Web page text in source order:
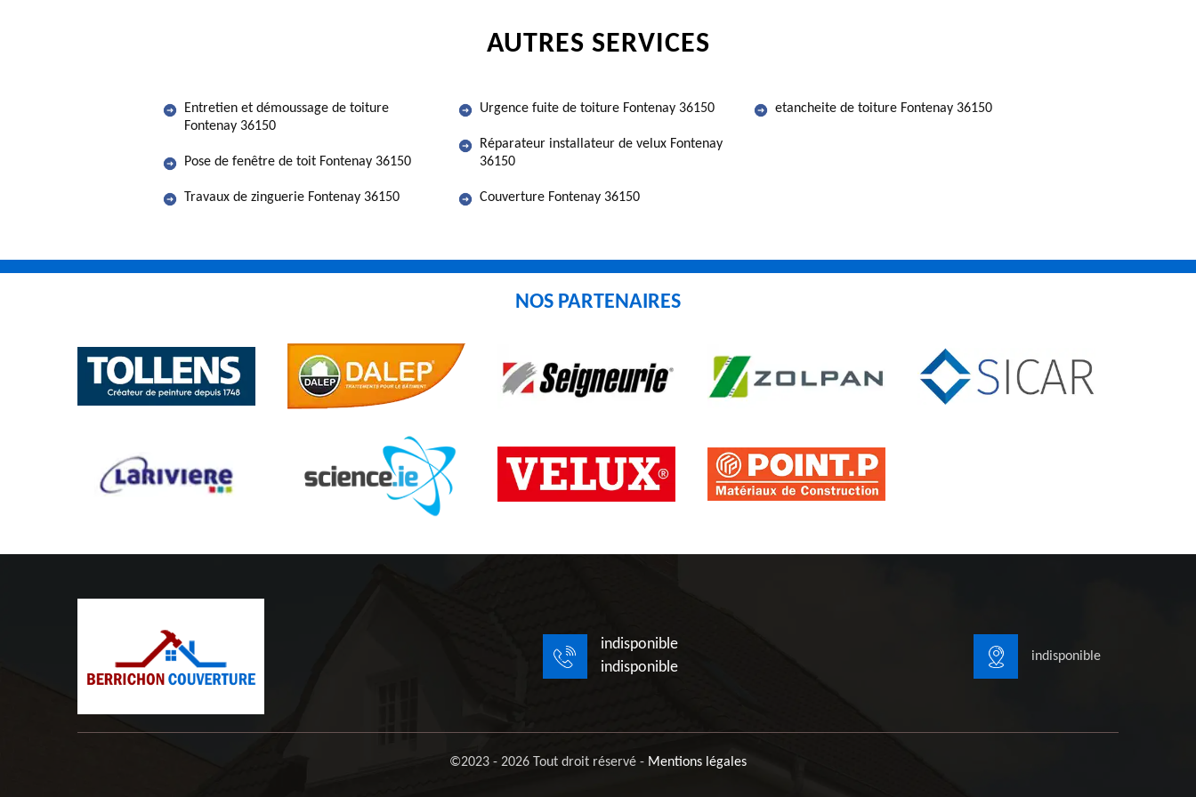
AUTRES SERVICES
Entretien et démoussage de toiture
Fontenay 36150
Pose de fenêtre de toit Fontenay 36150
Travaux de zinguerie Fontenay 36150
Urgence fuite de toiture Fontenay 36150
Réparateur installateur de velux Fontenay
36150
Couverture Fontenay 36150
etancheite de toiture Fontenay 36150
NOS PARTENAIRES
indisponible
indisponible
indisponible
©2023 - 2026 Tout droit réservé - Mentions légales